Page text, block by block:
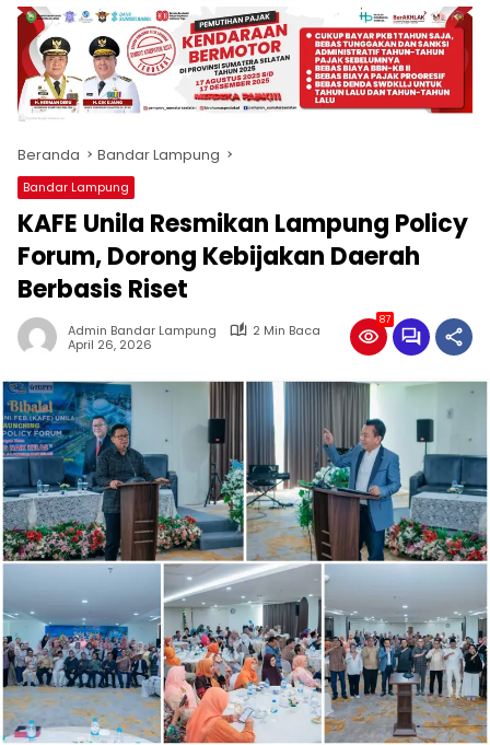
produk
antara
lain
mampu
menjadi
komunikasi
usaha
(beriklan),
fokus
pada
pemberitaan
nasional
maupun
international,
lokal
dan
dinamis,
memiliki
kisaran
harga
iklan
yang
relatif
murah
dari
Koran
maupun
media
siber
Beranda Bandar Lampung
Bandar Lampung
‎KAFE Unila Resmikan Lampung Policy
Forum, Dorong Kebijakan Daerah
Berbasis Riset
Admin Bandar Lampung
2 Min Baca
April 26, 2026
87